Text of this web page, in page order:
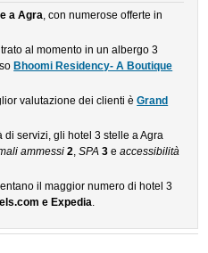
a Agra, con numerose offerte in
al momento in un albergo 3
Bhoomi Residency- A Boutique
valutazione dei clienti èGrand
servizi, gli hotel 3 stelle a Agra
ammessi 2,SPA 3 eaccessibilità
il maggior numero di hotel 3
e Expedia.